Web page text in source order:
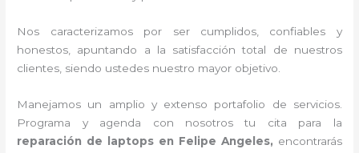
Nos caracterizamos por ser cumplidos, confiables y
honestos, apuntando a la satisfacción total de nuestros
clientes, siendo ustedes nuestro mayor objetivo.
Manejamos un amplio y extenso portafolio de servicios.
Programa y agenda con nosotros tu cita para la
reparación de laptops en Felipe Angeles, encontrarás